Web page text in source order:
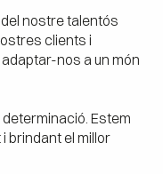
nostre talentós
clients i
nos a un món
Estem
brindant el millor